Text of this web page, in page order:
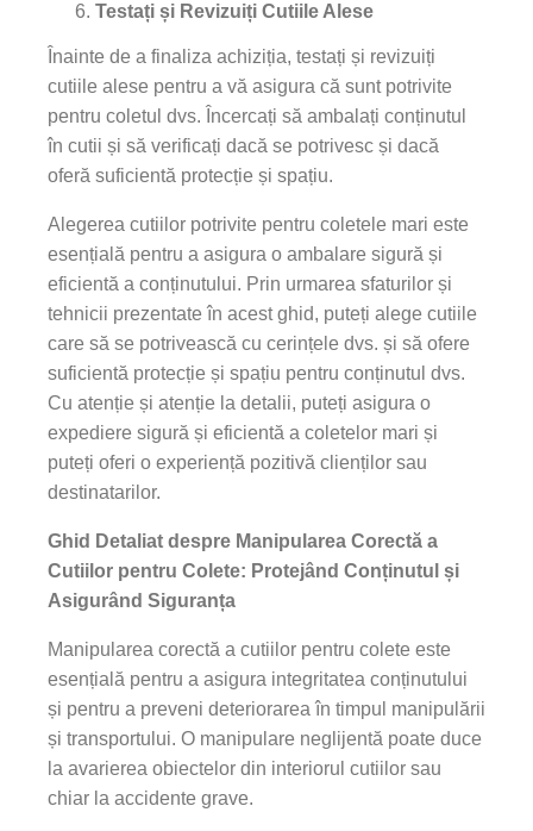
Testați și Revizuiți Cutiile Alese
Înainte de a finaliza achiziția, testați și revizuiți
cutiile alese pentru a vă asigura că sunt potrivite
pentru coletul dvs. Încercați să ambalați conținutul
în cutii și să verificați dacă se potrivesc și dacă
oferă suficientă protecție și spațiu.
Alegerea cutiilor potrivite pentru coletele mari este
esențială pentru a asigura o ambalare sigură și
eficientă a conținutului. Prin urmarea sfaturilor și
tehnicii prezentate în acest ghid, puteți alege cutiile
care să se potrivească cu cerințele dvs. și să ofere
suficientă protecție și spațiu pentru conținutul dvs.
Cu atenție și atenție la detalii, puteți asigura o
expediere sigură și eficientă a coletelor mari și
puteți oferi o experiență pozitivă clienților sau
destinatarilor.
Ghid Detaliat despre Manipularea Corectă a
Cutiilor pentru Colete: Protejând Conținutul și
Asigurând Siguranța
Manipularea corectă a cutiilor pentru colete este
esențială pentru a asigura integritatea conținutului
și pentru a preveni deteriorarea în timpul manipulării
și transportului. O manipulare neglijentă poate duce
la avarierea obiectelor din interiorul cutiilor sau
chiar la accidente grave.